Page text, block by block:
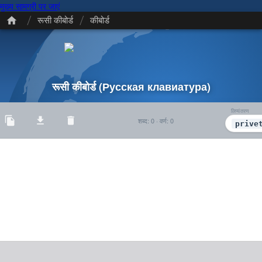
मुख्य सामग्री पर जाएं
/ रूसी कीबोर्ड / कीबोर्ड
रूसी कीबोर्ड(Русская клавиатура)
शब्द: 0· वर्ण: 0
लिप्यंतरण